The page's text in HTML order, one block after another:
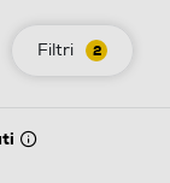
Filtri 2